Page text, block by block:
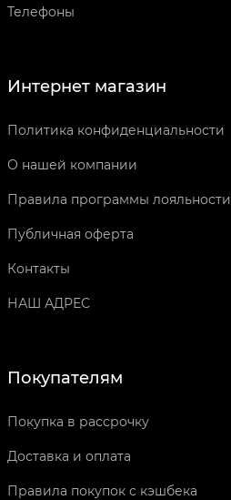
Телефоны
Интернет магазин
Политика конфиденциальности
О нашей компании
Правила программы лояльности
Публичная оферта
Контакты
НАШ АДРЕС
Покупателям
Покупка в рассрочку
Доставка и оплата
Правила покупок с кэшбека